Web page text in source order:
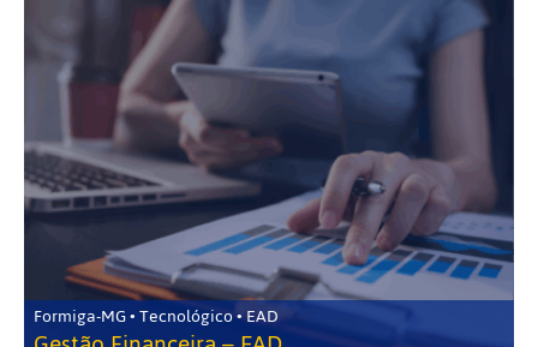
Formiga-MG • Tecnológico • EAD